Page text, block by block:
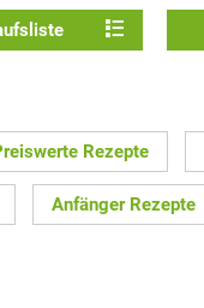
Rezepte
Anfänger Rezepte